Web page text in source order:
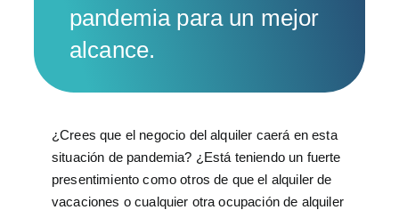
pandemia para un mejor
alcance.
¿Crees que el negocio del alquiler caerá en esta
situación de pandemia? ¿Está teniendo un fuerte
presentimiento como otros de que el alquiler de
vacaciones o cualquier otra ocupación de alquiler